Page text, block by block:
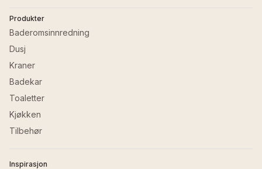
Produkter
Baderomsinnredning
Dusj
Kraner
Badekar
Toaletter
Kjøkken
Tilbehør
Inspirasjon